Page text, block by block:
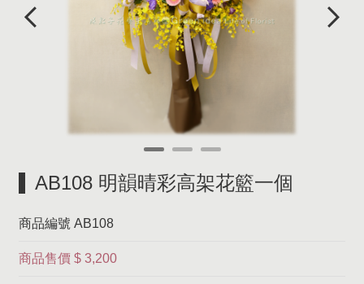
AB108 明韻晴彩高架花籃一個
商品編號 AB108
商品售價 $ 3,200